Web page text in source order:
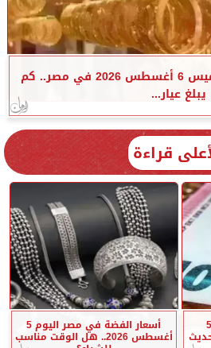
أسعار الذهب اليوم الخميس 6 أغسطس 2026 في مصر.. كم
يبلغ عيار...
قراءة
سعر اليورو اليوم الأربعاء 5
تحديث
أسعار الفضة في مصر اليوم 5
أغسطس 2026.. هل الوقت مناسب